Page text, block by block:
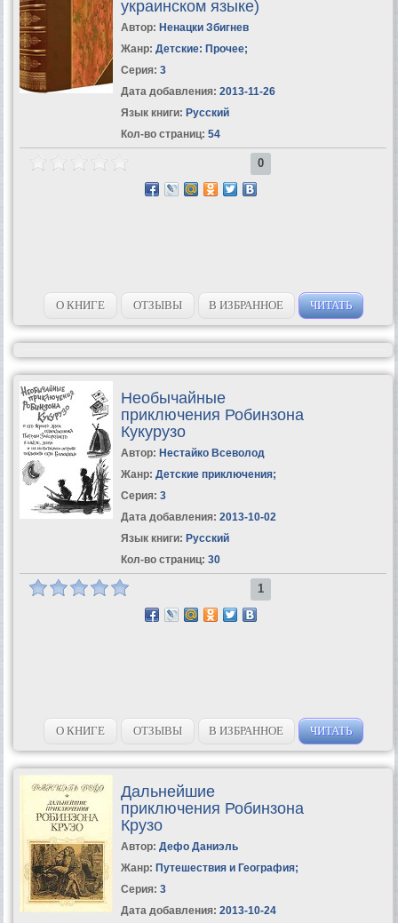
украинском языке)
Автор: Ненацки Збигнев
Жанр: Детские: Прочее;
Серия: 3
Дата добавления: 2013-11-26
Язык книги: Русский
Кол-во страниц: 54
0
О КНИГЕ ОТЗЫВЫ В ИЗБРАННОЕ ЧИТАТЬ
Необычайные
приключения Робинзона
Кукурузо
Автор: Нестайко Всеволод
Жанр: Детские приключения;
Серия: 3
Дата добавления: 2013-10-02
Язык книги: Русский
Кол-во страниц: 30
1
О КНИГЕ ОТЗЫВЫ В ИЗБРАННОЕ ЧИТАТЬ
Дальнейшие
приключения Робинзона
Крузо
Автор: Дефо Даниэль
Жанр: Путешествия и География;
Серия: 3
Дата добавления: 2013-10-24